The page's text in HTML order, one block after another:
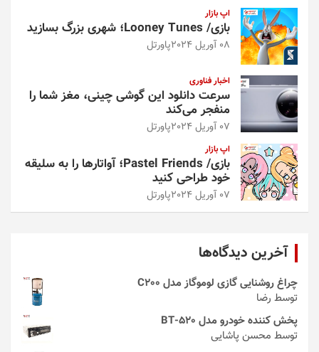
اپ بازار
بازی/ Looney Tunes؛ شهری بزرگ بسازید
08 آوریل 2024 پاورتل
اخبار فناوری
سرعت دانلود این گوشی چینی، مغز شما را
منفجر می‌کند
07 آوریل 2024 پاورتل
اپ بازار
بازی/ Pastel Friends؛ آواتارها را به سلیقه
خود طراحی کنید
07 آوریل 2024 پاورتل
آخرین دیدگاه‌ها
چراغ روشنایی گازی لوموگاز مدل C200
توسط رضا
پخش کننده خودرو مدل 520-BT
توسط محسن پاشایی